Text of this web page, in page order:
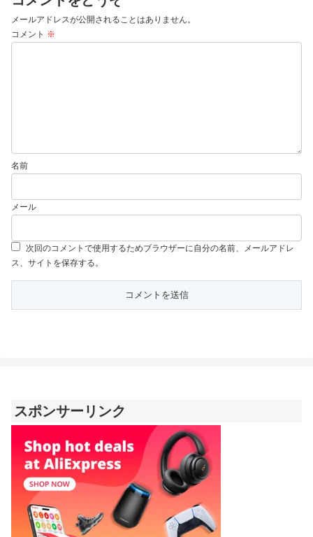
メールアドレスが公開されることはありません。
コメント ※
名前
メール
次回のコメントで使用するためブラウザーに自分の名前、メールアドレ
ス、サイトを保存する。
スポンサーリンク